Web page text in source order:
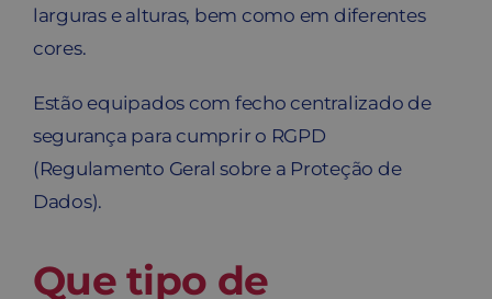
larguras e alturas, bem como em diferentes
cores.
Estão equipados com fecho centralizado de
segurança para cumprir o RGPD
(Regulamento Geral sobre a Proteção de
Dados).
Que tipo de